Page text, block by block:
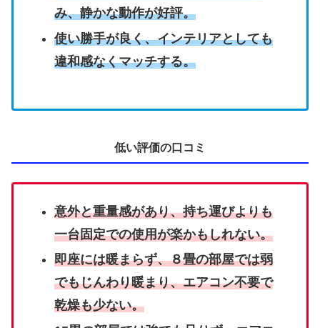
み、静かな動作が好評。
使い勝手が良く、インテリアとしても
違和感なくマッチする。
低い評価の口コミ
意外と重量感があり、持ち運びよりも
一台固定での使用が楽かもしれない。
即座には暖まらず、８畳の部屋では弱
でもじんわり暖まり、エアコン不要で
乾燥も少ない。